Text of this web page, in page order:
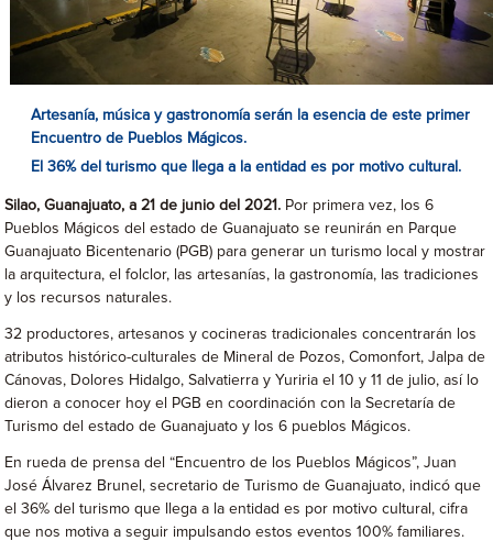
Artesanía, música y gastronomía serán la esencia de este primer
Encuentro de Pueblos Mágicos.
E l 36% del turismo que llega a la entidad es por motivo cultural.
Silao, Guanajuato, a 21 de junio del 2021. Por primera vez, los 6
Pueblos Mágicos del estado de Guanajuato se reunirán en Parque
Guanajuato Bicentenario (PGB) para generar un turismo local y mostrar
la arquitectura, el folclor, las artesanías, la gastronomía, las tradiciones
y los recursos naturales.
32 productores, artesanos y cocineras tradicionales concentrarán los
atributos histórico-culturales de Mineral de Pozos, Comonfort, Jalpa de
Cánovas, Dolores Hidalgo, Salvatierra y Yuriria el 10 y 11 de julio, así lo
dieron a conocer hoy el PGB en coordinación con la Secretaría de
Turismo del estado de Guanajuato y los 6 pueblos Mágicos.
En rueda de prensa del “Encuentro de los Pueblos Mágicos”, Juan
José Álvarez Brunel, secretario de Turismo de Guanajuato, indicó que
el 36% del turismo que llega a la entidad es por motivo cultural, cifra
que nos motiva a seguir impulsando estos eventos 100% familiares.